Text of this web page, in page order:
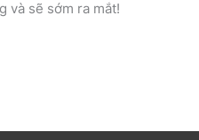
và sẽ sớm ra mắt!